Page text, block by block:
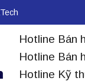
Hotline Bán
Hotline Bán
Hotline Kỹ